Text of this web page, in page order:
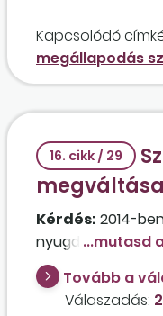
Kapcsolódó
megállapodás
16. cikk / 29
megváltása
Kérdés: 2014-
nyugdíjhoz
Tovább a
Válaszadás: